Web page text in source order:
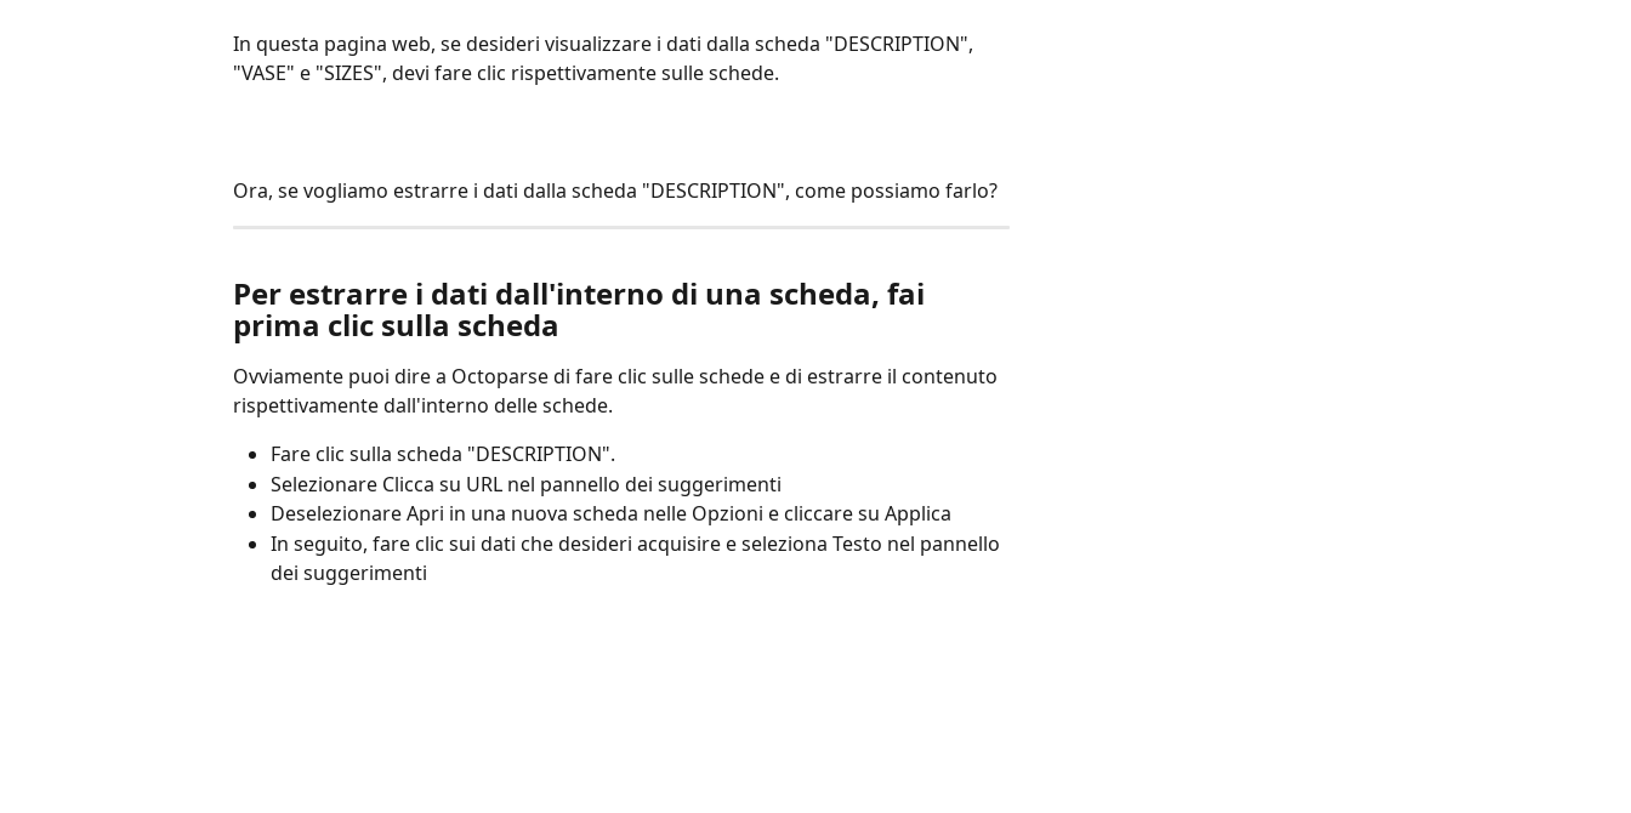
In questa pagina web, se desideri visualizzare i dati dalla scheda "DESCRIPTION",
"VASE" e "SIZES", devi fare clic rispettivamente sulle schede.
Ora, se vogliamo estrarre i dati dalla scheda "DESCRIPTION", come possiamo farlo?
Per estrarre i dati dall'interno di una scheda, fai
prima clic sulla scheda
Ovviamente puoi dire a Octoparse di fare clic sulle schede e di estrarre il contenuto
rispettivamente dall'interno delle schede.
Fare clic sulla scheda "DESCRIPTION".
Selezionare Clicca su URL nel pannello dei suggerimenti
Deselezionare Apri in una nuova scheda nelle Opzioni e cliccare su Applica
In seguito, fare clic sui dati che desideri acquisire e seleziona Testo nel pannello
dei suggerimenti